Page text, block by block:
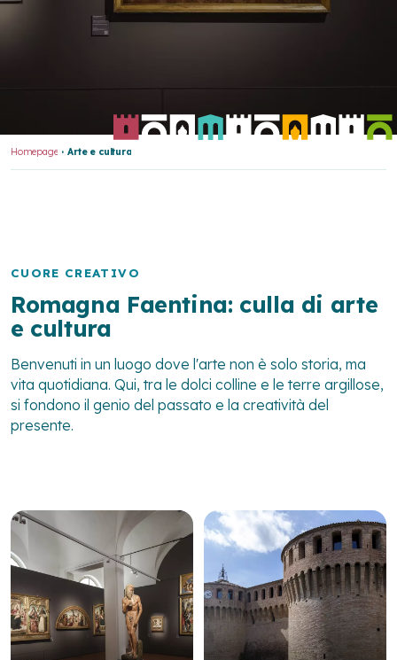
Homepage Arte e cultura
CUORE CREATIVO
Romagna Faentina: culla di arte
e cultura
Benvenuti in un luogo dove l'arte non è solo storia, ma
vita quotidiana. Qui, tra le dolci colline e le terre argillose,
si fondono il genio del passato e la creatività del
presente.